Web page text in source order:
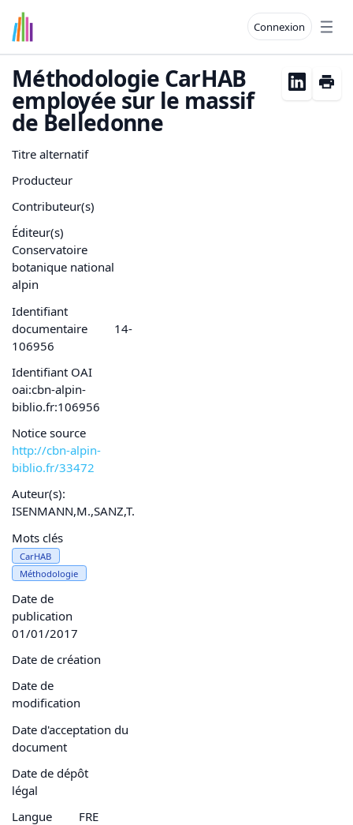
Connexion
Méthodologie CarHAB
employée sur le massif
de Belledonne
Titre alternatif
Producteur
Contributeur(s)
Éditeur(s)
Conservatoire
botanique national
alpin
Identifiant
documentaire
14-
106956
Identifiant OAI
oai:cbn-alpin-
biblio.fr:106956
Notice source
http://cbn-alpin-
biblio.fr/33472
Auteur(s):
ISENMANN,M.,SANZ,T.
Mots clés
CarHAB
Méthodologie
Date de
publication
01/01/2017
Date de création
Date de
modification
Date d'acceptation du
document
Date de dépôt
légal
Langue
FRE